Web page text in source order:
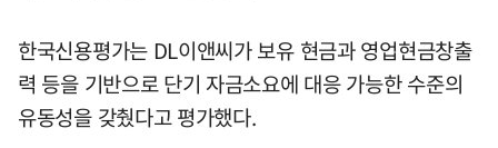
한국신용평가는 DL이앤씨가 보유 현금과 영업현금창출
력 등을 기반으로 단기 자금소요에 대응 가능한 수준의
유동성을 갖췄다고 평가했다.